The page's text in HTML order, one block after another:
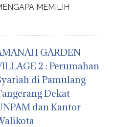
MEMILIH
GARDEN
2 : Perumahan
di Pamulang
Dekat
dan Kantor